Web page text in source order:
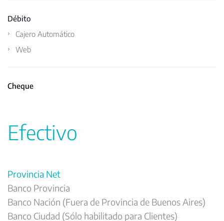
Débito
Cajero Automático
Web
Cheque
Efectivo
Provincia Net
Banco Provincia
Banco Nación (Fuera de Provincia de Buenos Aires)
Banco Ciudad (Sólo habilitado para Clientes)